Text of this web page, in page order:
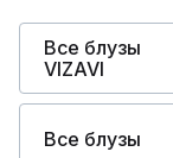
Все блузы
VIZAVI
Все блузы